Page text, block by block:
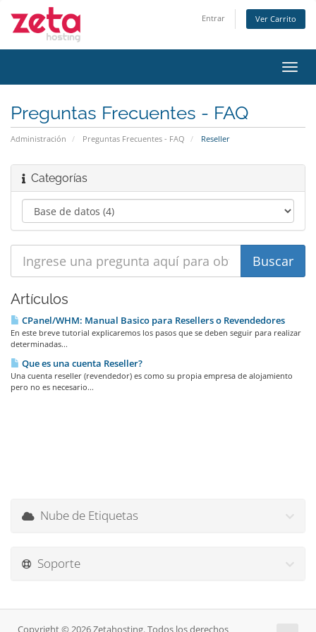
Entrar Ver Carrito
Preguntas Frecuentes - FAQ
Administración Preguntas Frecuentes - FAQ Reseller
Categorías
Artículos
CPanel/WHM: Manual Basico para Resellers o Revendedores
En este breve tutorial explicaremos los pasos que se deben seguir para realizar
determinadas...
Que es una cuenta Reseller?
Una cuenta reseller (revendedor) es como su propia empresa de alojamiento
pero no es necesario...
Nube de Etiquetas
Soporte
Copyright © 2026 Zetahosting. Todos los derechos